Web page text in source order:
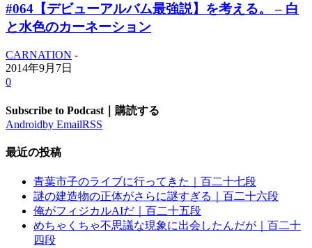
#064【デビューアルバム最強説】を考える。 – 白
と水色のカーネーション
CARNATION -
2014年9月7日
0
Subscribe to Podcast｜購読する
Androidby EmailRSS
最近の投稿
青葉市子のライブに行ってきた｜百二十七段
謎の建造物の正体がさらに謎すぎる｜百二十六段
俺がフィジカルAIだ｜百二十五段
めちゃくちゃ不思議な現象に出会したんだが｜百二十
四段